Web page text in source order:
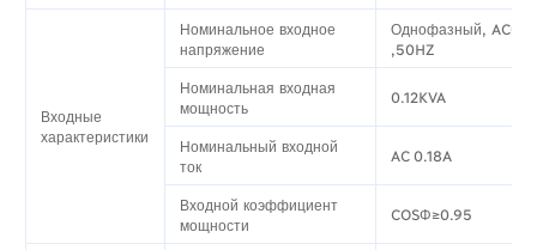
Входные
характеристики
Номинальное входное
напряжение
Однофазный,
,50HZ
Номинальная входная
мощность
0.12KVA
Номинальный входной
ток
AC 0.18A
Входной коэффициент
мощности
COSΦ≥0.95